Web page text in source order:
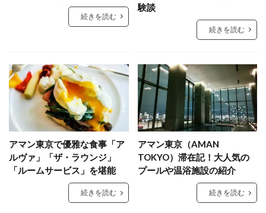
続きを読む
験談
続きを読む
アマン東京で優雅な食事「ア
ルヴァ」「ザ・ラウンジ」
「ルームサービス」を堪能
続きを読む
アマン東京（AMAN
TOKYO）滞在記！大人気の
プールや温浴施設の紹介
続きを読む